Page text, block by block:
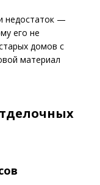
недостаток —
его не
домов с
материал